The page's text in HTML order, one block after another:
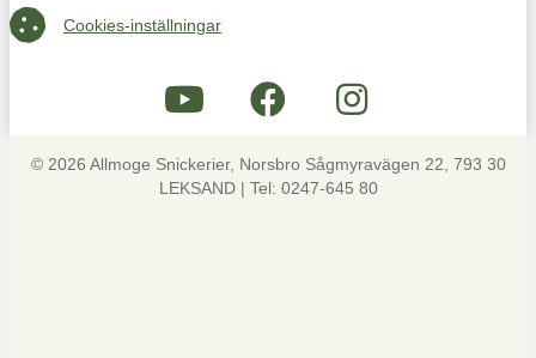
Cookies-inställningar
Cookies-inställningar
© 2026 Allmoge Snickerier, Norsbro Sågmyravägen 22, 793 30
LEKSAND | Tel: 0247-645 80